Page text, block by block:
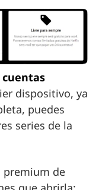
cuentas
dispositivo, ya
puedes
series de la
premium de